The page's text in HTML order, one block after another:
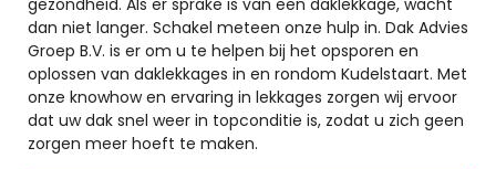
gezondheid. Als er sprake is van een daklekkage, wacht
dan niet langer. Schakel meteen onze hulp in. Dak Advies
Groep B.V. is er om u te helpen bij het opsporen en
oplossen van daklekkages in en rondom Kudelstaart. Met
onze knowhow en ervaring in lekkages zorgen wij ervoor
dat uw dak snel weer in topconditie is, zodat u zich geen
zorgen meer hoeft te maken.